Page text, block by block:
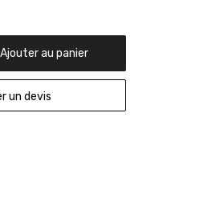
Ajouter au panier
un devis